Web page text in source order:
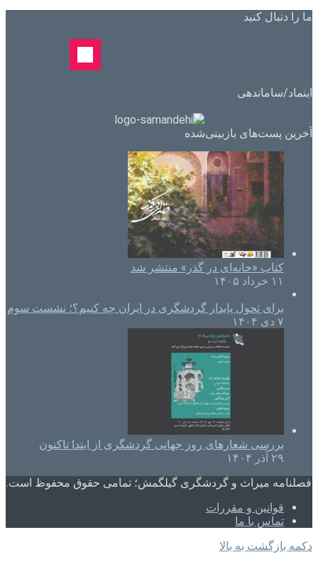
ما را دنبال کنید
اینماد/ساماندهی
آخرین پست‌های بازبینی‌شده
کتاب «خانه‌ای در گذر» منتشر شد
۱۱ خرداد ۱۴۰۵
برای تحول پایدار گردشگری در ایران چه کنیم؟؛ نشست سوم
۷ دی ۱۴۰۴
بررسی شعارهای روز جهانی گردشگری از ابتدا تاکنون
۲۹ آذر ۱۴۰۴
فصلنامه میراث و گردشگری گیلگمش؛ تمامی حقوق محفوظ است.
قوانین و مقررات
تماس با ما
دکمه بازگشت به بالا